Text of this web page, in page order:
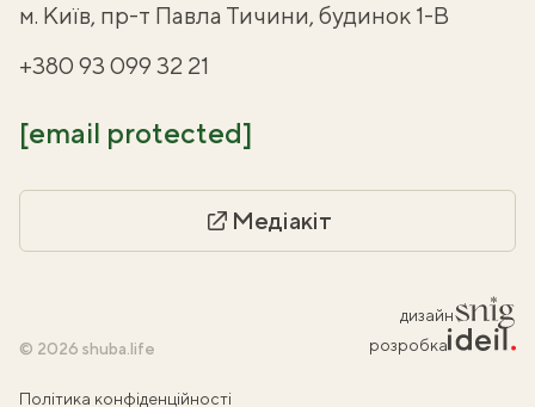
м. Київ, пр-т Павла Тичини, будинок 1-В
+380 93 099 32 21
[email protected]
Медіакіт
© 2026 shuba.life
Політика конфіденційності
дизайн
розробка